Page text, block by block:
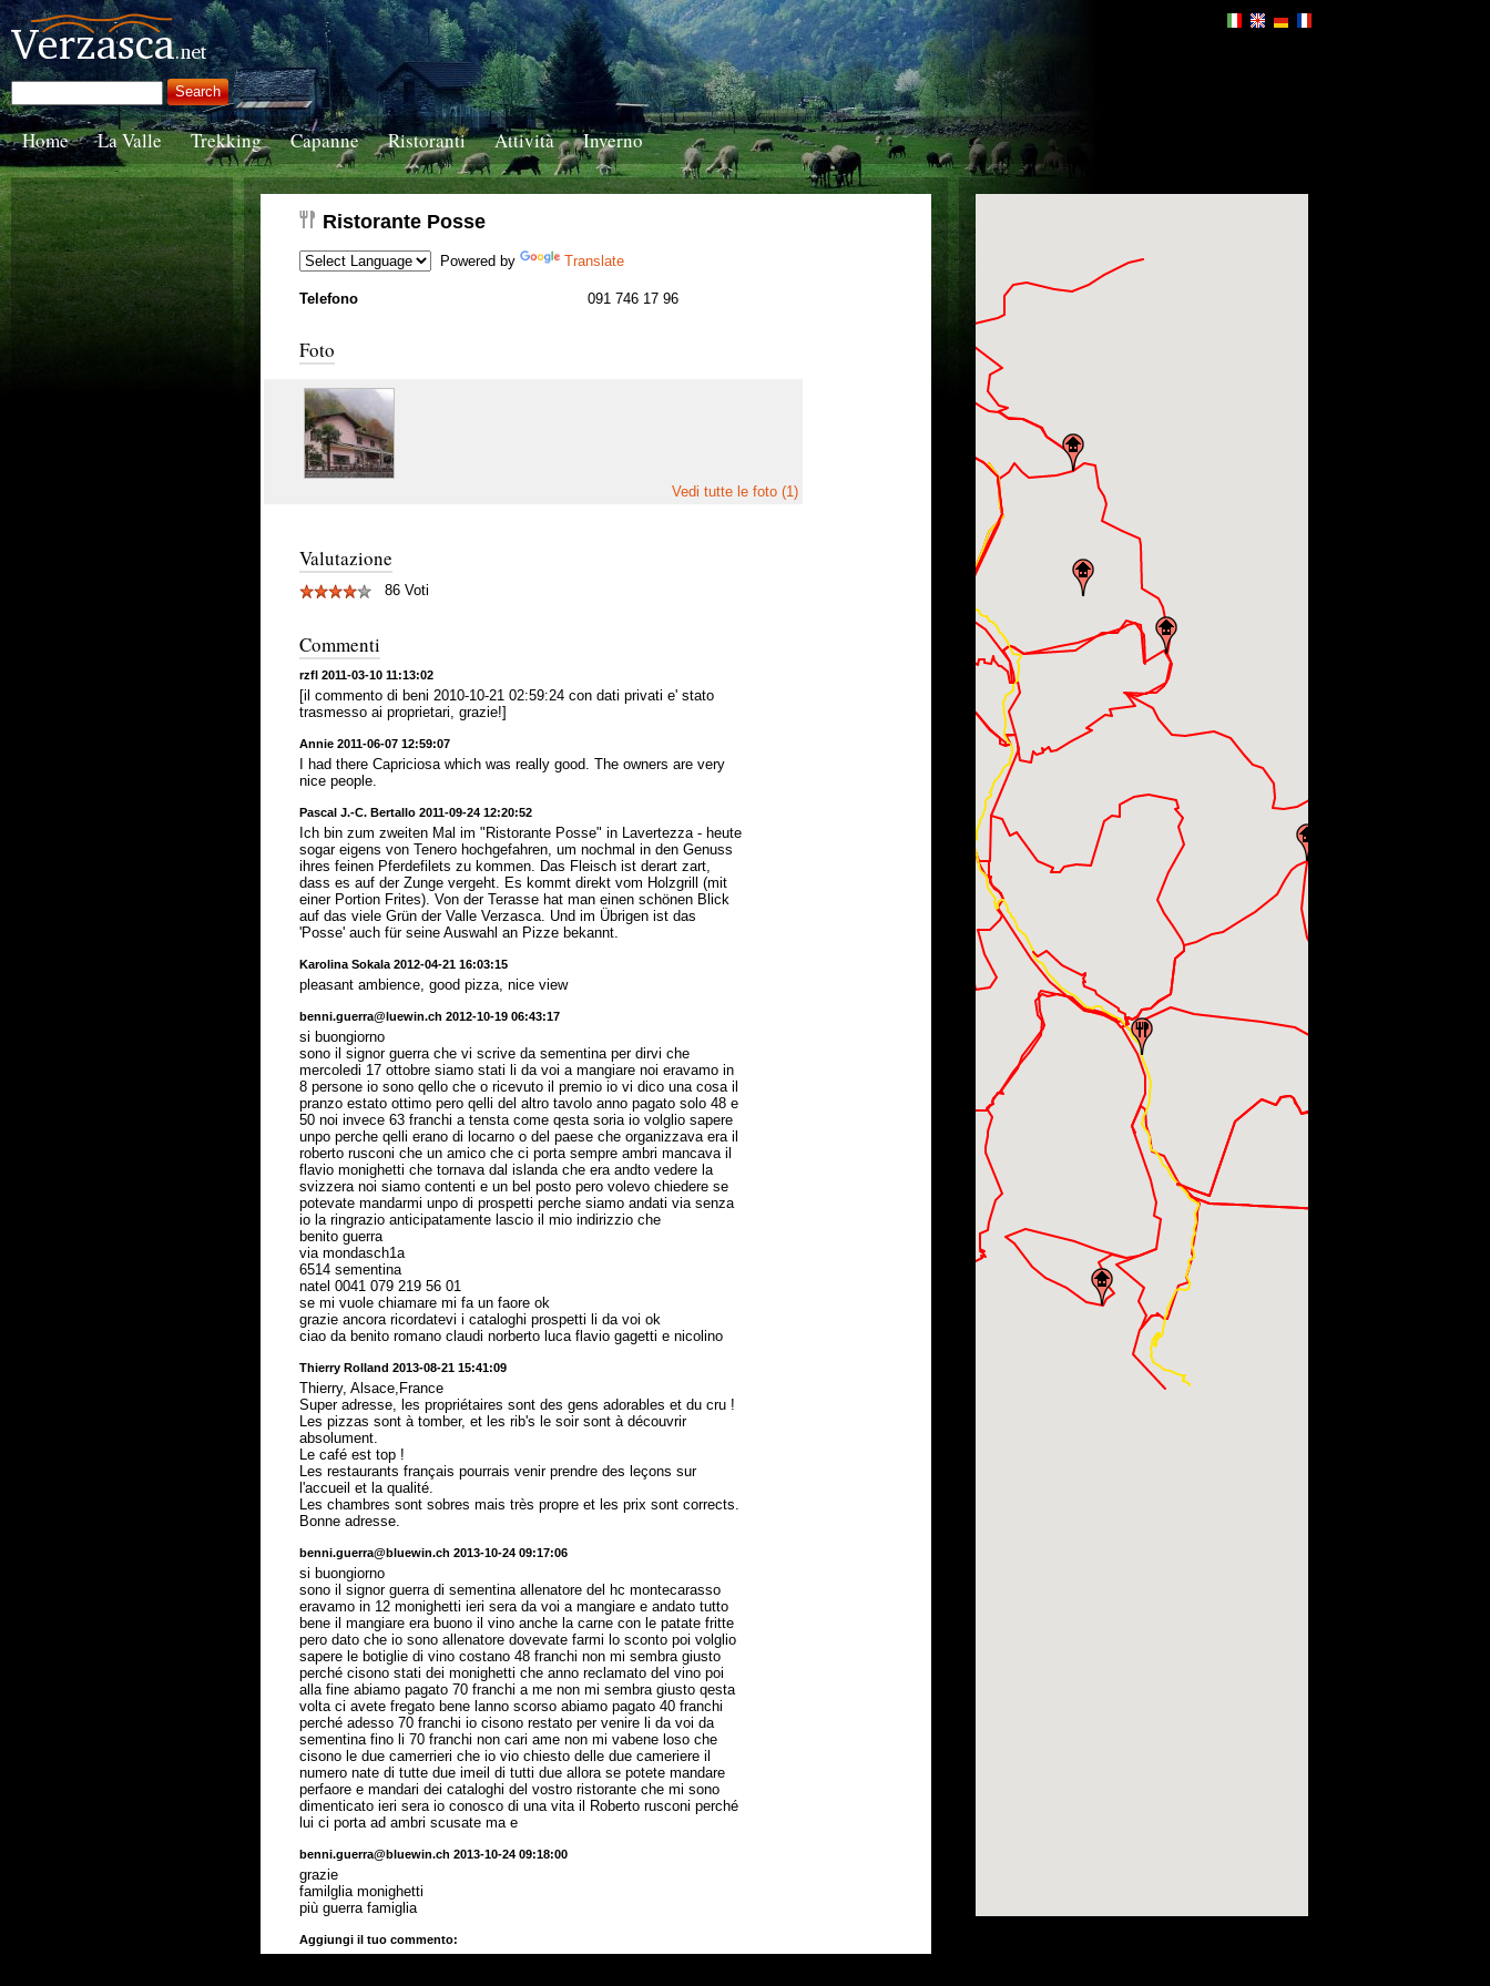
Home La Valle Trekking Capanne Ristoranti Attività Inverno
Ristorante Posse
Powered by Translate
Telefono 091 746 17 96
Foto
Vedi tutte le foto (1)
Valutazione
86 Voti
Commenti
rzfl 2011-03-10 11:13:02
[il commento di beni 2010-10-21 02:59:24 con dati privati e' stato
trasmesso ai proprietari, grazie!]
Annie 2011-06-07 12:59:07
I had there Capriciosa which was really good. The owners are very
nice people.
Pascal J.-C. Bertallo 2011-09-24 12:20:52
Ich bin zum zweiten Mal im "Ristorante Posse" in Lavertezza - heute
sogar eigens von Tenero hochgefahren, um nochmal in den Genuss
ihres feinen Pferdefilets zu kommen. Das Fleisch ist derart zart,
dass es auf der Zunge vergeht. Es kommt direkt vom Holzgrill (mit
einer Portion Frites). Von der Terasse hat man einen schönen Blick
auf das viele Grün der Valle Verzasca. Und im Übrigen ist das
'Posse' auch für seine Auswahl an Pizze bekannt.
Karolina Sokala 2012-04-21 16:03:15
pleasant ambience, good pizza, nice view
benni.guerra@luewin.ch 2012-10-19 06:43:17
si buongiorno
sono il signor guerra che vi scrive da sementina per dirvi che
mercoledi 17 ottobre siamo stati li da voi a mangiare noi eravamo in
8 persone io sono qello che o ricevuto il premio io vi dico una cosa il
pranzo estato ottimo pero qelli del altro tavolo anno pagato solo 48 e
50 noi invece 63 franchi a tensta come qesta soria io volglio sapere
unpo perche qelli erano di locarno o del paese che organizzava era il
roberto rusconi che un amico che ci porta sempre ambri mancava il
flavio monighetti che tornava dal islanda che era andto vedere la
svizzera noi siamo contenti e un bel posto pero volevo chiedere se
potevate mandarmi unpo di prospetti perche siamo andati via senza
io la ringrazio anticipatamente lascio il mio indirizzio che
benito guerra
via mondasch1a
6514 sementina
natel 0041 079 219 56 01
se mi vuole chiamare mi fa un faore ok
grazie ancora ricordatevi i cataloghi prospetti li da voi ok
ciao da benito romano claudi norberto luca flavio gagetti e nicolino
Thierry Rolland 2013-08-21 15:41:09
Thierry, Alsace,France
Super adresse, les propriétaires sont des gens adorables et du cru !
Les pizzas sont à tomber, et les rib's le soir sont à découvrir
absolument.
Le café est top !
Les restaurants français pourrais venir prendre des leçons sur
l'accueil et la qualité.
Les chambres sont sobres mais très propre et les prix sont corrects.
Bonne adresse.
benni.guerra@bluewin.ch 2013-10-24 09:17:06
si buongiorno
sono il signor guerra di sementina allenatore del hc montecarasso
eravamo in 12 monighetti ieri sera da voi a mangiare e andato tutto
bene il mangiare era buono il vino anche la carne con le patate fritte
pero dato che io sono allenatore dovevate farmi lo sconto poi volglio
sapere le botiglie di vino costano 48 franchi non mi sembra giusto
perché cisono stati dei monighetti che anno reclamato del vino poi
alla fine abiamo pagato 70 franchi a me non mi sembra giusto qesta
volta ci avete fregato bene lanno scorso abiamo pagato 40 franchi
perché adesso 70 franchi io cisono restato per venire li da voi da
sementina fino li 70 franchi non cari ame non mi vabene loso che
cisono le due camerrieri che io vio chiesto delle due cameriere il
numero nate di tutte due imeil di tutti due allora se potete mandare
perfaore e mandari dei cataloghi del vostro ristorante che mi sono
dimenticato ieri sera io conosco di una vita il Roberto rusconi perché
lui ci porta ad ambri scusate ma e
benni.guerra@bluewin.ch 2013-10-24 09:18:00
grazie
familglia monighetti
più guerra famiglia
Aggiungi il tuo commento: